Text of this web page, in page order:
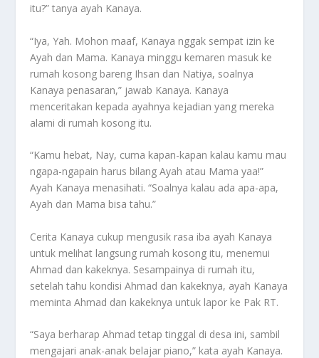
itu?” tanya ayah Kanaya.
“Iya, Yah. Mohon maaf, Kanaya nggak sempat izin ke
Ayah dan Mama. Kanaya minggu kemaren masuk ke
rumah kosong bareng Ihsan dan Natiya, soalnya
Kanaya penasaran,” jawab Kanaya. Kanaya
menceritakan kepada ayahnya kejadian yang mereka
alami di rumah kosong itu.
“Kamu hebat, Nay, cuma kapan-kapan kalau kamu mau
ngapa-ngapain harus bilang Ayah atau Mama yaa!”
Ayah Kanaya menasihati. “Soalnya kalau ada apa-apa,
Ayah dan Mama bisa tahu.”
Cerita Kanaya cukup mengusik rasa iba ayah Kanaya
untuk melihat langsung rumah kosong itu, menemui
Ahmad dan kakeknya. Sesampainya di rumah itu,
setelah tahu kondisi Ahmad dan kakeknya, ayah Kanaya
meminta Ahmad dan kakeknya untuk lapor ke Pak RT.
“Saya berharap Ahmad tetap tinggal di desa ini, sambil
mengajari anak-anak belajar piano,” kata ayah Kanaya.